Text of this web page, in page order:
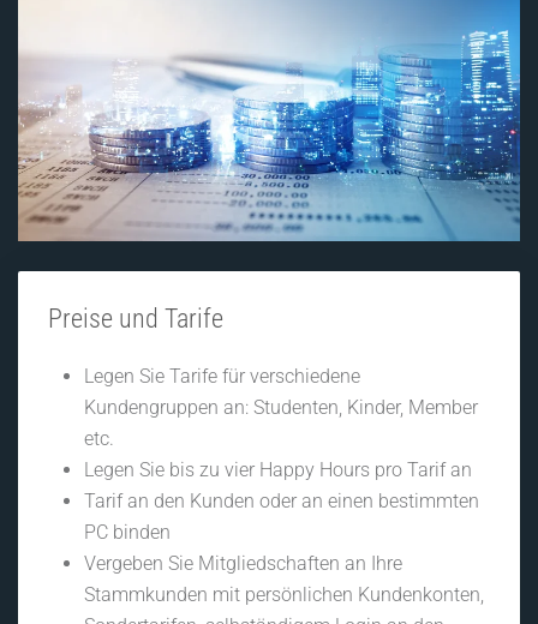
Preise und Tarife
Legen Sie Tarife für verschiedene
Kundengruppen an: Studenten, Kinder, Member
etc.
Legen Sie bis zu vier Happy Hours pro Tarif an
Tarif an den Kunden oder an einen bestimmten
PC binden
Vergeben Sie Mitgliedschaften an Ihre
Stammkunden mit persönlichen Kundenkonten,